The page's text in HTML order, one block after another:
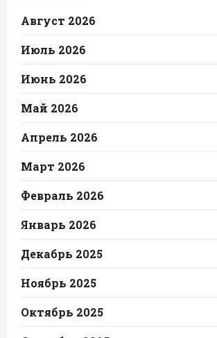
Август 2026
Июль 2026
Июнь 2026
Май 2026
Апрель 2026
Март 2026
Февраль 2026
Январь 2026
Декабрь 2025
Ноябрь 2025
Октябрь 2025